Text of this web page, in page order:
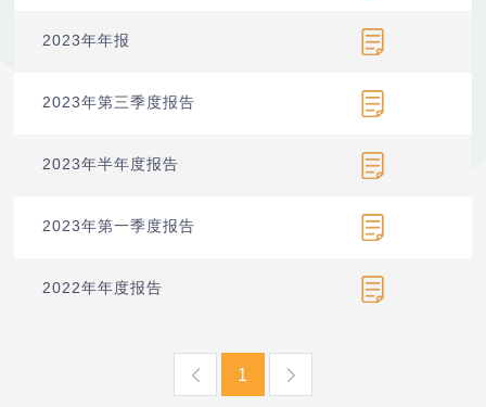
2023年年报
2023年第三季度报告
2023年半年度报告
2023年第一季度报告
2022年年度报告
1